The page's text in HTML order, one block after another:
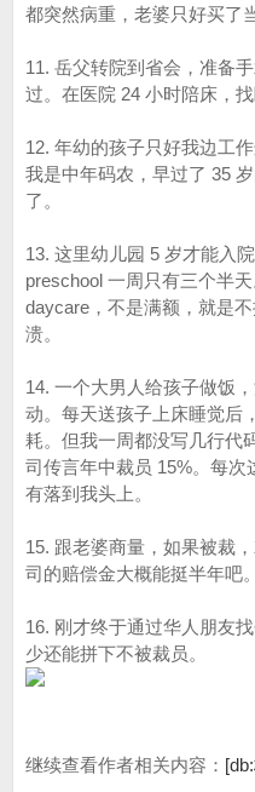
都突然病重，老婆只好买了
11. 岳父转院到省会，准备
过。在医院 24 小时陪床，
12. 年幼的孩子只好我边工
我是中年码农，早过了 35
了。
13. 这里幼儿园 5 岁才能入
preschool 一周只有三个半
daycare，不是满额，就是
溃。
14. 一个大男人给孩子做饭
动。每天送孩子上床睡觉后
耗。但我一周都没写几行代
司传言年中裁员 15%。每
有落到我头上。
15. 跟老婆商量，如果被裁
司的赔偿金大概能挺半年吧
16. 刚才终于通过华人朋友
少还能拼下不被裁员。
继续查看作者相关内容：